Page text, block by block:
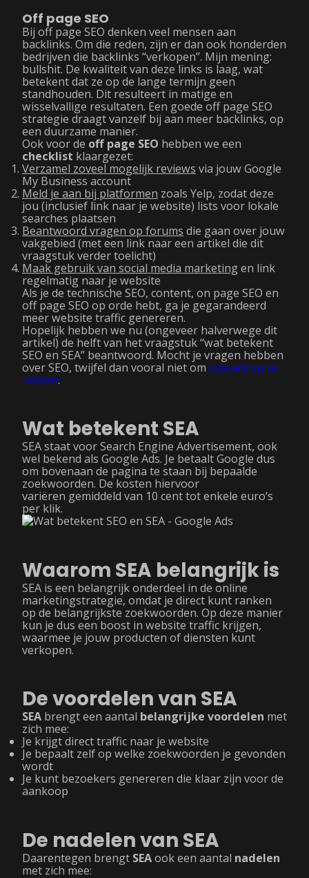
Off page SEO
Bij off page SEO denken veel mensen aan
backlinks. Om die reden, zijn er dan ook honderden
bedrijven die backlinks “verkopen”. Mijn mening:
bullshit. De kwaliteit van deze links is laag, wat
betekent dat ze op de lange termijn geen
standhouden. Dit resulteert in matige en
wisselvallige resultaten. Een goede off page SEO
strategie draagt vanzelf bij aan meer backlinks, op
een duurzame manier.
Ook voor de off page SEO hebben we een
checklist klaargezet:
Verzamel zoveel mogelijk reviews via jouw Google
My Business account
Meld je aan bij platformen zoals Yelp, zodat deze
jou (inclusief link naar je website) lists voor lokale
searches plaatsen
Beantwoord vragen op forums die gaan over jouw
vakgebied (met een link naar een artikel die dit
vraagstuk verder toelicht)
Maak gebruik van social media marketingen link
regelmatig naar je website
Als je de technische SEO, content, on page SEO en
off page SEO op orde hebt, ga je gegarandeerd
meer website traffic genereren.
Hopelijk hebben we nu (ongeveer halverwege dit
artikel) de helft van het vraagstuk “wat betekent
SEO en SEA” beantwoord. Mocht je vragen hebben
over SEO, twijfel dan vooral niet om contact op te
nemen.
Wat betekent SEA
SEA staat voor Search Engine Advertisement, ook
wel bekend als Google Ads. Je betaalt Google dus
om bovenaan de pagina te staan bij bepaalde
zoekwoorden. De kosten hiervoor
variëren gemiddeld van 10 cent tot enkele euro’s
per klik.
Waarom SEA belangrijk is
SEA is een belangrijk onderdeel in de online
marketingstrategie, omdat je direct kunt ranken
op de belangrijkste zoekwoorden. Op deze manier
kun je dus een boost in website traffic krijgen,
waarmee je jouw producten of diensten kunt
verkopen.
De voordelen van SEA
SEA brengt een aantal belangrijke voordelen met
zich mee:
Je krijgt direct traffic naar je website
Je bepaalt zelf op welke zoekwoorden je gevonden
wordt
Je kunt bezoekers genereren die klaar zijn voor de
aankoop
De nadelen van SEA
Daarentegen brengt SEAook een aantal nadelen
met zich mee: